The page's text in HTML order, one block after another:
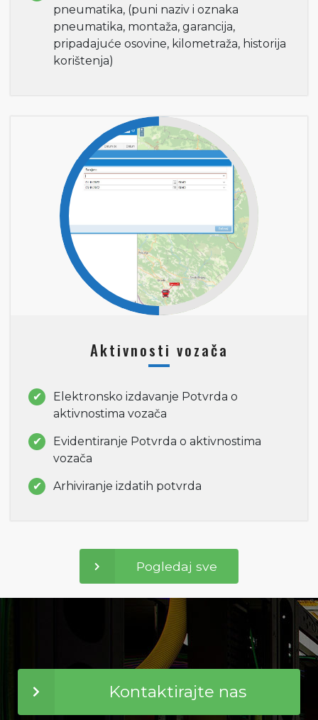
pneumatika, (puni naziv i oznaka
pneumatika, montaža, garancija,
pripadajuće osovine, kilometraža, historija
korištenja)
Aktivnosti vozača
Elektronsko izdavanje Potvrda o
aktivnostima vozača
Evidentiranje Potvrda o aktivnostima
vozača
Arhiviranje izdatih potvrda
Pogledaj sve
Kontaktirajte nas